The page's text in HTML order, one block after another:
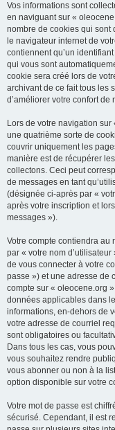
Vos informations sont
en naviguant sur «
nombre de cookies qui sont
le navigateur internet de
contiennent qu’un
qui vous sont
cookie sera créé lors de
archivant de ce fait tous les
d’améliorer votre confort de
Lors de votre navigation
une quatrième sorte de
couvrir uniquement les
manière est de récupérer
collectons. Ceci peut
de messages en tant
(désignée ci-après par «
après votre inscription et
messages »).
Votre compte contiendra
par « votre nom
de vous connecter à votre
passe ») et une adresse de
compte sur « oleocene.org
données applicables dans
informations, en-dehors de
votre adresse de courriel
sont obligatoires ou
Dans tous les cas, vous
vous souhaitez rendre
vous abonner ou non à la
option disponible sur votre
Votre mot de passe est
sécurisé. Cependant, il est